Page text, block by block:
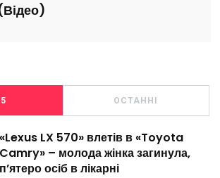
ОСТАННІ
«Lexus LX 570» влетів в «Toyota
Camry» – молода жінка загинула,
п’ятеро осіб в лікарні